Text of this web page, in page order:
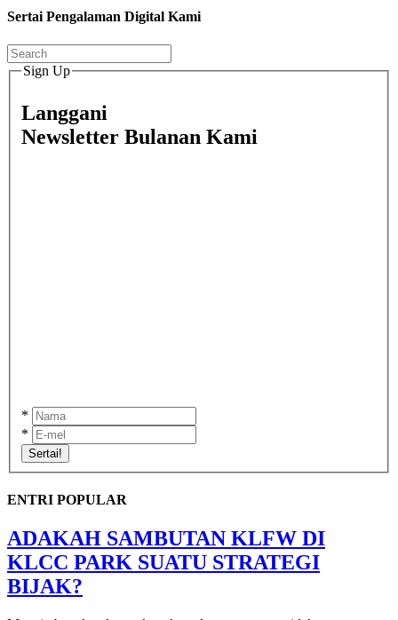
Sertai Pengalaman Digital Kami
Sign Up
Langgani
Newsletter Bulanan Kami
*
*
Sertai!
ENTRI POPULAR
ADAKAH SAMBUTAN KLFW DI
KLCC PARK SUATU STRATEGI
BIJAK?